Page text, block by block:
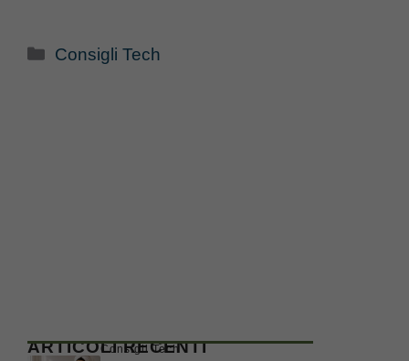
Categorie
Consigli Tech
ARTICOLI RECENTI
Consigli Tech